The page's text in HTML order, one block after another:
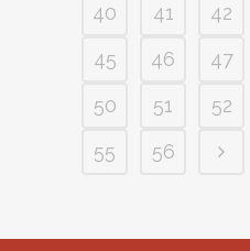
40
41 42
45
46 47
50
51 52
55
56